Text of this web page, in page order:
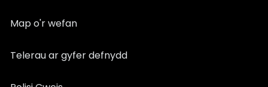
Map o'r wefan
Telerau ar gyfer defnydd